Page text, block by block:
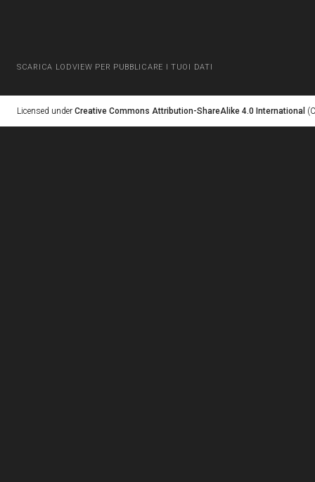
SCARICA LODVIEW PER PUBBLICARE I TUOI DATI
Licensed under Creative Commons Attribution-ShareAlike 4.0 International